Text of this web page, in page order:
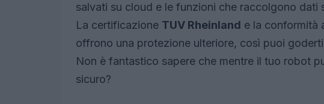
salvati su cloud e le funzioni che raccolgono dati
La certificazione TUV Rheinland e la conformità
offrono una protezione ulteriore, così puoi
Non è fantastico sapere che mentre il tuo robot
sicuro?